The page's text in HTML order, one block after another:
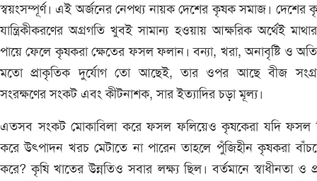
স্বয়ংসম্পূর্ণ। এই অর্জনের নেপথ্য নায়ক দেশের কৃষক সমাজ। দেশের
যান্ত্রিকীকরণের অগ্রগতি খুবই সামান্য হওয়ায় আক্ষরিক অর্থেই
পায়ে ফেলে কৃষকরা ক্ষেতের ফসল ফলান। বন্যা, খরা, অনাবৃষ্টি ও
মতো প্রাকৃতিক দুর্যোগ তো আছেই, তার ওপর আছে বীজ
সংরক্ষণের সংকট এবং কীটনাশক, সার ইত্যাদির চড়া মূল্য।
এতসব সংকট মোকাবিলা করে ফসল ফলিয়েও কৃষকেরা যদি ফসল
করে উৎপাদন খরচ মেটাতে না পারেন তাহলে পুঁজিহীন কৃষকরা
করে? কৃষি খাতের উন্নতিও সবার লক্ষ্য ছিল। বর্তমানে স্বাধীনতা ও